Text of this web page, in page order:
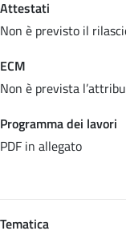
Attestati
Non è previsto il
ECM
Non è prevista
Programma dei lavori
PDF in allegato
Tematica